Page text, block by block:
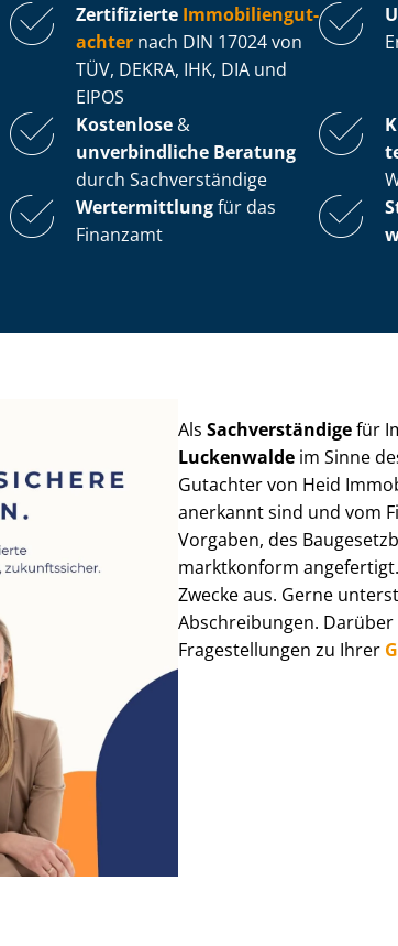
Zertifizierte Im­mo­bi­li­en­gut­
ach­ter nach DIN 17024 von
TÜV, DEKRA, IHK, DIA und
EIPOS
Kostenlose &
unverbindliche Beratung
durch Sachverständige
Wertermittlungfür das
Finanzamt
AlsSachverständigefür
Luckenwalde im Sinne
Gutachter von Heid
anerkannt sind und vom
Vorgaben, des
marktkonform
Zwecke aus. Gerne
Abschreibungen.
Fragestellungen zu Ihrer